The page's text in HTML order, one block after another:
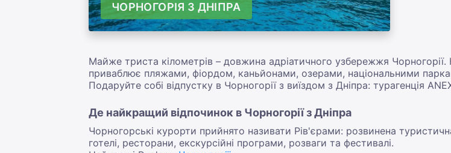
ЧОРНОГОРІЯ З ДНІПРА
Майже триста кілометрів – довжина адріатичного узбережжя Чорногорії.
приваблює пляжами, фіордом, каньйонами, озерами, національними
Подаруйте собі відпустку в Чорногорії з виїздом з Дніпра: турагенція
Де найкращий відпочинок в Чорногорії з Дніпра
Чорногорські курорти прийнято називати Рів'єрами: розвинена
готелі, ресторани, екскурсійні програми, розваги та фестивалі.